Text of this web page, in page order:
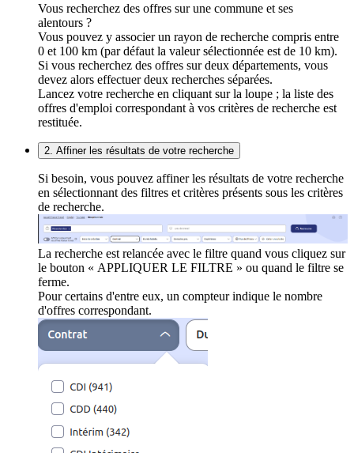
Vous recherchez des offres sur une commune et ses
alentours ?
Vous pouvez y associer un rayon de recherche compris entre
0 et 100 km (par défaut la valeur sélectionnée est de 10 km).
Si vous recherchez des offres sur deux départements, vous
devez alors effectuer deux recherches séparées.
Lancez votre recherche en cliquant sur la loupe ; la liste des
offres d'emploi correspondant à vos critères de recherche est
restituée.
2. Affiner les résultats de votre recherche
Si besoin, vous pouvez affiner les résultats de votre recherche
en sélectionnant des filtres et critères présents sous les critères
de recherche.
La recherche est relancée avec le filtre quand vous cliquez sur
le bouton « APPLIQUER LE FILTRE » ou quand le filtre se
ferme.
Pour certains d'entre eux, un compteur indique le nombre
d'offres correspondant.